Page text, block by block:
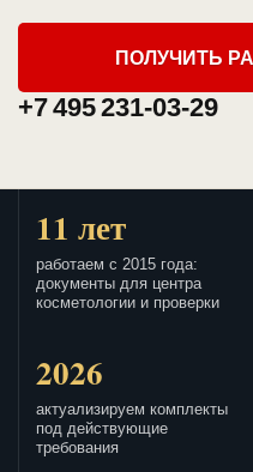
ПОЛУЧИТЬ
+7 495 231-03-29
11 лет
работаем с 2015 года:
документы для центра
косметологии и проверки
2026
актуализируем комплекты
под действующие
требования